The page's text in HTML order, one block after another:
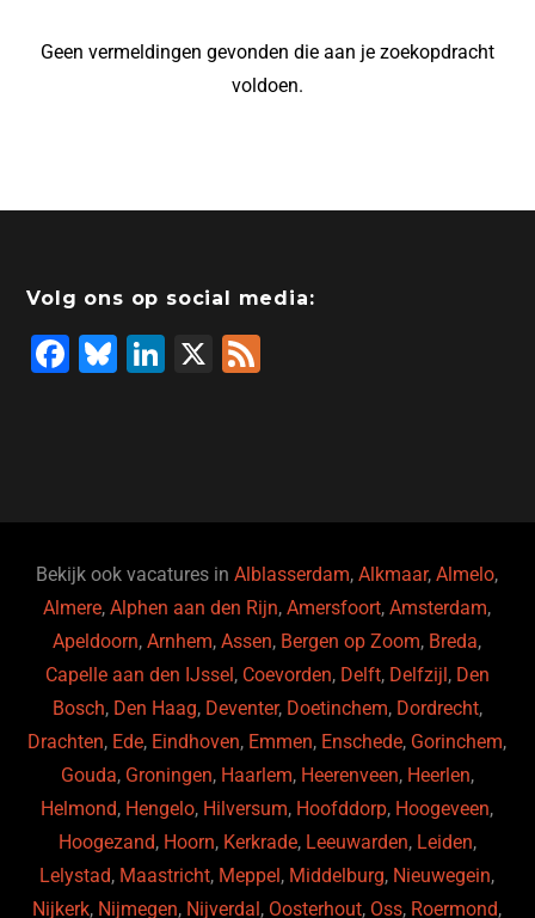
Geen vermeldingen gevonden die aan je zoekopdracht
voldoen.
Volg ons op social media:
F
o
k
Bl
Li
X
Bekijk ook vacatures inAlblasserdam,Alkmaar,Almelo,
Almere,Alphen aan den Rijn,Amersfoort,Amsterdam,
Apeldoorn,Arnhem,Assen, Bergen op Zoom, Breda,
Capelle aan den IJssel , Coevorden, Delft, Delfzijl , Den
Bosch, Den Haag, Deventer, Doetinchem, Dordrecht,
Drachten, Ede, Eindhoven, Emmen, Enschede, Gorinchem,
Gouda, Groningen, Haarlem, Heerenveen, Heerlen,
Helmond, Hengelo, Hilversum, Hoofddorp, Hoogeveen,
Hoogezand, Hoorn, Kerkrade, Leeuwarden, Leiden,
Lelystad, Maastricht, Meppel , Middelburg, Nieuwegein,
Nijkerk, Nijmegen, Nijverdal , Oosterhout, Oss, Roermond,